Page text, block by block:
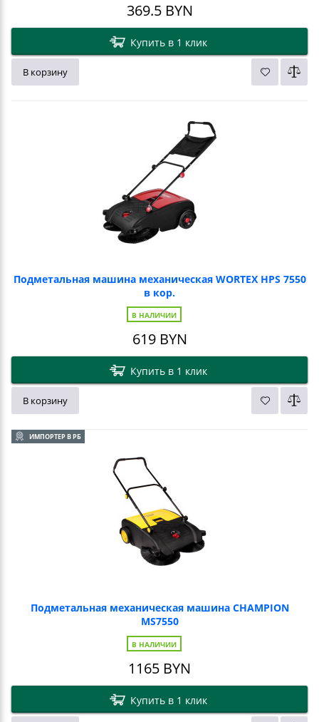
369.5BYN
Купить в 1 клик
В корзину
Подметальная машина механическая WORTEX HPS 7550
в кор.
В НАЛИЧИИ
619BYN
Купить в 1 клик
В корзину
ИМПОРТЕР В РБ
Подметальная механическая машина CHAMPION
MS7550
В НАЛИЧИИ
1165 BYN
Купить в 1 клик